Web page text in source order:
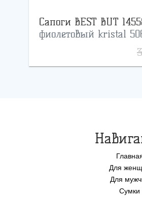
Сапоги BEST BUT
фиолетовый kristal
Для
Для
Сумки